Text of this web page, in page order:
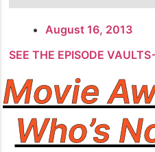
August 16, 2013
SEE THE EPISODE
Movie
Who’s